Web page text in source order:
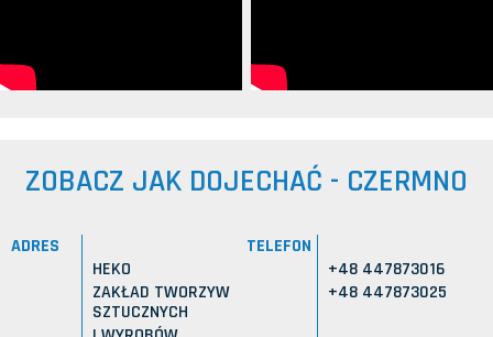
ZOBACZ JAK DOJECHAĆ - CZERMNO
ADRES
HEKO
ZAKŁAD TWORZYW
SZTUCZNYCH
TELEFON
+48 447873016
+48 447873025